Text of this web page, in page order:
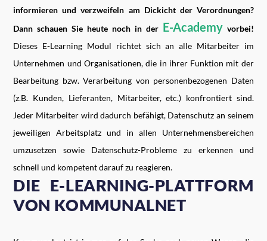
informieren und verzweifeln am Dickicht der Verordnungen?
Dann schauen Sie heute noch in der E-Academyvorbei!
Dieses E-Learning Modul richtet sich an alle Mitarbeiter im
Unternehmen und Organisationen, die in ihrer Funktion mit der
Bearbeitung bzw. Verarbeitung von personenbezogenen Daten
(z.B. Kunden, Lieferanten, Mitarbeiter, etc.) konfrontiert sind.
Jeder Mitarbeiter wird dadurch befähigt, Datenschutz an seinem
jeweiligen Arbeitsplatz und in allen Unternehmensbereichen
umzusetzen sowie Datenschutz-Probleme zu erkennen und
schnell und kompetent darauf zu reagieren.
DIE E-LEARNING-PLATTFORM
VON KOMMUNALNET